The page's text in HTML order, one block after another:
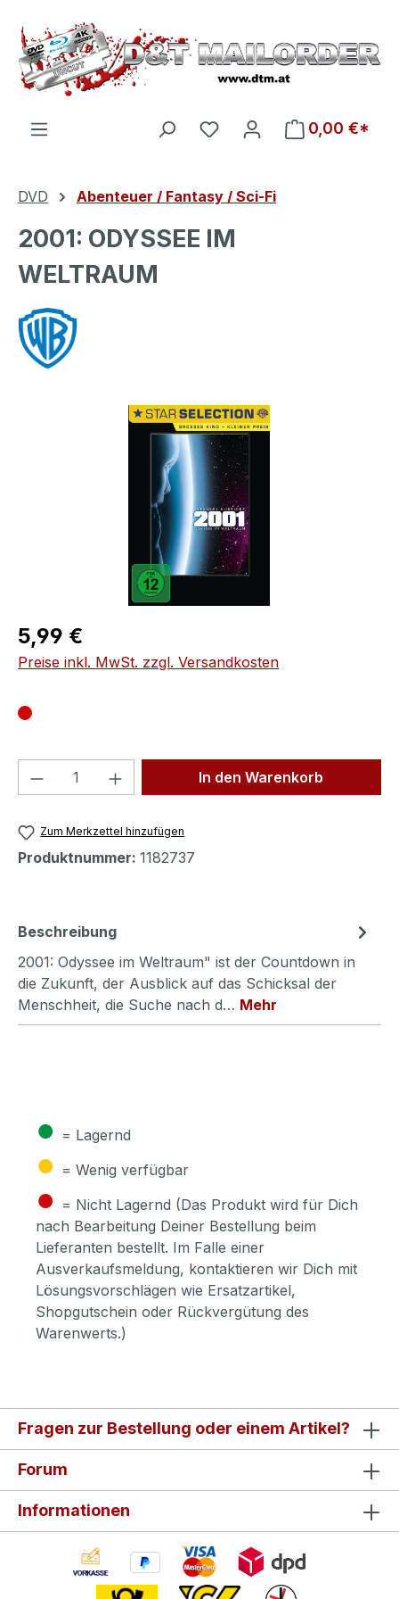
Zum Hauptinhalt springen
Du hast 0 Produkte auf
0,00 €*
DVD Abenteuer / Fantasy / Sci-Fi
2001: ODYSSEE IM
WELTRAUM
Bildergalerie überspringen
Regulärer Preis:
5,99 €
Preise inkl. MwSt. zzgl. Versandkosten
Produkt Anzahl: Gib denIn den Warenkorb
Zum Merkzettel hinzufügen
Produktnummer: 1182737
Beschreibung
2001: Odyssee im Weltraum" ist der Countdown in
die Zukunft, der Ausblick auf das Schicksal der
Menschheit, die Suche nach d… Mehr
● = Lagernd
● = Wenig verfügbar
● = Nicht Lagernd (Das Produkt wird für Dich
nach Bearbeitung Deiner Bestellung beim
Lieferanten bestellt. Im Falle einer
Ausverkaufsmeldung, kontaktieren wir Dich mit
Lösungsvorschlägen wie Ersatzartikel,
Shopgutschein oder Rückvergütung des
Warenwerts.)
Fragen zur Bestellung oder einem Artikel?
Forum
Informationen